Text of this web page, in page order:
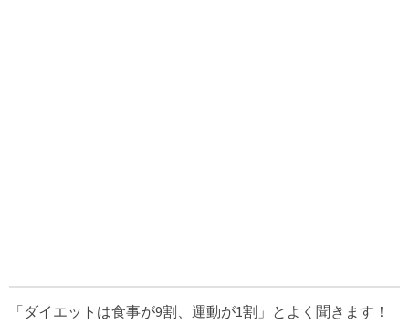
「ダイエットは食事が9割、運動が1割」とよく聞きます！